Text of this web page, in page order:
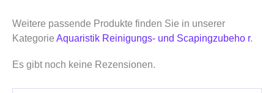
Weitere passende Produkte finden Sie in unserer
Kategorie Aquaristik Reinigungs- und Scapingzubeho r.
Es gibt noch keine Rezensionen.